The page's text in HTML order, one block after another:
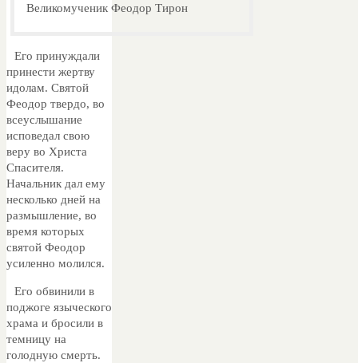
Великомученик Феодор Тирон
Его принуждали
принести жертву
идолам. Святой
Феодор твердо, во
всеуслышание
исповедал свою
веру во Христа
Спасителя.
Начальник дал ему
несколько дней на
размышление, во
время которых
святой Феодор
усиленно молился.
Его обвинили в
поджоге языческого
храма и бросили в
темницу на
голодную смерть.